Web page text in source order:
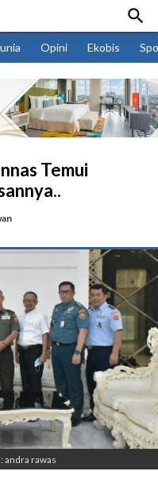

Opini Ekobis
Temui
andra rawas